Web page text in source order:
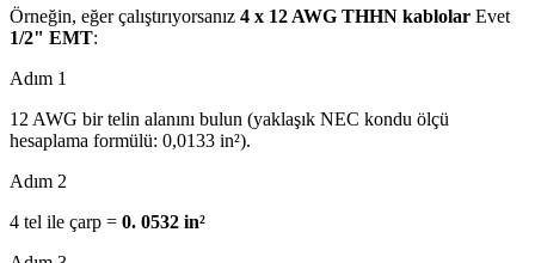
Örneğin, eğer çalıştırıyorsanız 4 x 12 AWG THHN kablolar Evet
1/2" EMT:
Adım 1
12 AWG bir telin alanını bulun (yaklaşık NEC kondu ölçü
hesaplama formülü: 0,0133 in²).
Adım 2
4 tel ile çarp = 0. 0532 in²